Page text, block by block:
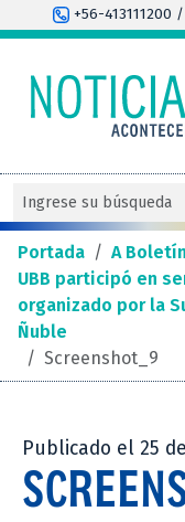
+56-413111200
Portada / A Boletín
UBB participó en
organizado por la
Ñuble
/ Screenshot_9
Publicado el 25